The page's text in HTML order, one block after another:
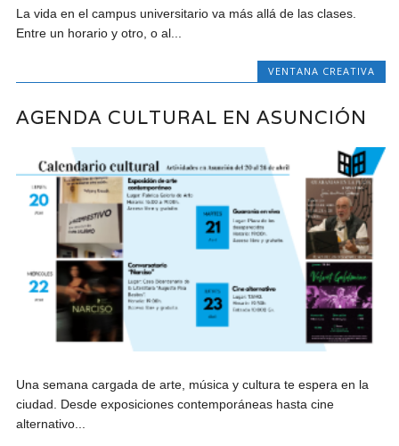
La vida en el campus universitario va más allá de las clases.
Entre un horario y otro, o al...
VENTANA CREATIVA
AGENDA CULTURAL EN ASUNCIÓN
Una semana cargada de arte, música y cultura te espera en la
ciudad. Desde exposiciones contemporáneas hasta cine
alternativo...